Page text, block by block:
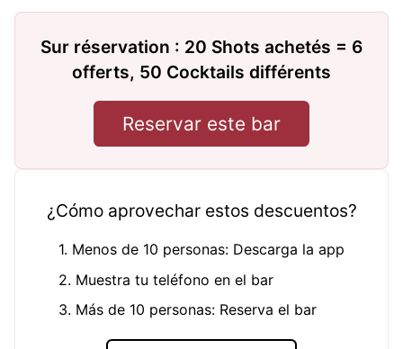
Sur réservation : 20 Shots achetés = 6
offerts, 50 Cocktails différents
Reservar este bar
¿Cómo aprovechar estos descuentos?
1. Menos de 10 personas: Descarga la app
2. Muestra tu teléfono en el bar
3. Más de 10 personas: Reserva el bar